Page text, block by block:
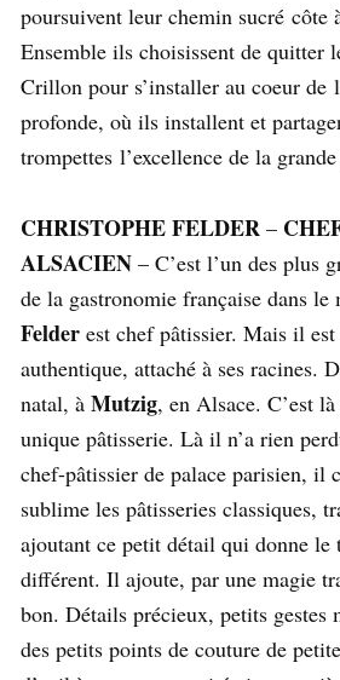
poursuivent leur chemin sucré côte
Ensemble ils choisissent de quitter
Crillon pour s’installer au coeur de
profonde, où ils installent et
trompettes l’excellence de la
CHRISTOPHE FELDER –
ALSACIEN – C’est l’un des plus
de la gastronomie française dans le
Felder est chef pâtissier. Mais il
authentique, attaché à ses racines.
natal, à Mutzig, en Alsace. C’est
unique pâtisserie. Là il n’a rien
chef-pâtissier de palace parisien, il
sublime les pâtisseries classiques,
ajoutant ce petit détail qui donne le
différent. Il ajoute, par une magie
bon. Détails précieux, petits gestes
des petits points de couture de